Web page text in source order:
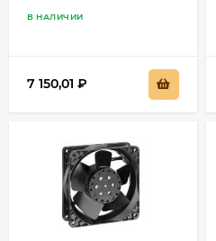
В НАЛИЧИИ
7 150,01